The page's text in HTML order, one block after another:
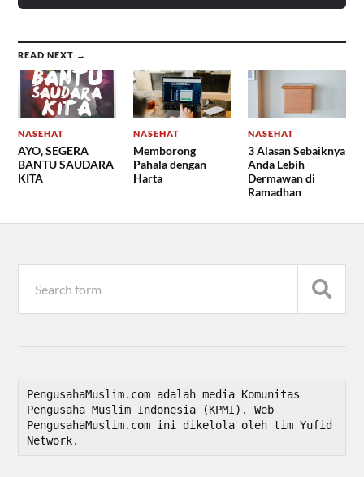
READ NEXT →
NASEHAT
AYO, SEGERA
BANTU SAUDARA
KITA
NASEHAT
Memborong
Pahala dengan
Harta
NASEHAT
3 Alasan Sebaiknya
Anda Lebih
Dermawan di
Ramadhan
PengusahaMuslim.com adalah media Komunitas
Pengusaha Muslim Indonesia (KPMI). Web
PengusahaMuslim.com ini dikelola oleh tim Yufid
Network.